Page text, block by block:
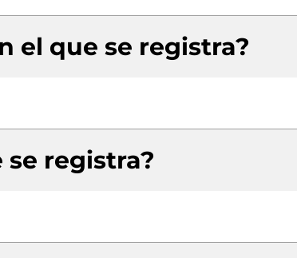
el que se registra?
se registra?